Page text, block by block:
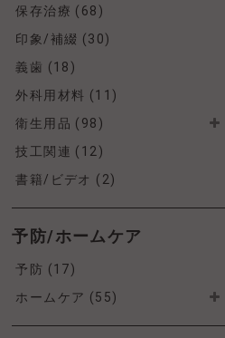
保存治療 (68)
印象/補綴 (30)
義歯 (18)
外科用材料 (11)
衛生用品 (98)
技工関連 (12)
書籍/ビデオ (2)
予防/ホームケア
予防 (17)
ホームケア (55)